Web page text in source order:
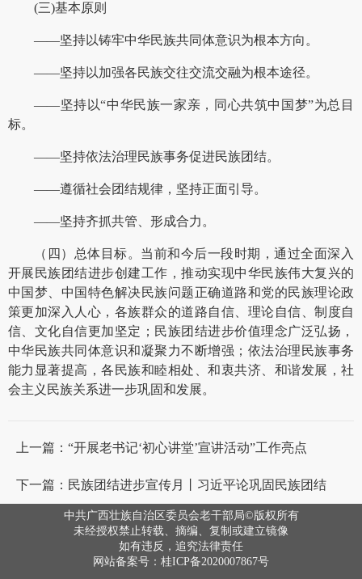
(三)基本原则
——坚持以铸牢中华民族共同体意识为根本方向。
——坚持以加强各民族交往交流交融为根本途径。
——坚持以“中华民族一家亲，同心共筑中国梦”为总目
标。
——坚持依法治理民族事务促进民族团结。
——遵循社会团结规律，坚持正面引导。
——坚持齐抓共管、形成合力。
（四）总体目标。当前和今后一段时期，通过全面深入
开展民族团结进步创建工作，推动实现中华民族伟大复兴的
中国梦、中国特色解决民族问题正确道路和党的民族理论政
策更加深入人心，各族群众的道路自信、理论自信、制度自
信、文化自信更加坚定；民族团结进步价值理念广泛弘扬，
中华民族共同体意识和凝聚力不断增强；依法治理民族事务
能力显著提高，各民族和睦相处、和衷共济、和谐发展，社
会主义民族关系进一步巩固和发展。
上一篇：“开展老书记‘初心讲堂’宣讲活动”工作亮点
下一篇：民族团结进步宣传月丨习近平论巩固民族团结
中共广西壮族自治区委员会老干部局©版权所有
未经授权禁止转载、摘编、复制或建立镜像
如有违反，追究法律责任
网站备案号：桂ICP备2020007867号